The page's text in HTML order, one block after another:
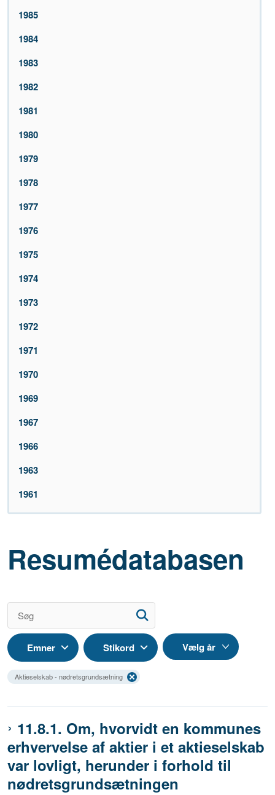
1985
1984
1983
1982
1981
1980
1979
1978
1977
1976
1975
1974
1973
1972
1971
1970
1969
1967
1966
1963
1961
Resumédatabasen
Emner Stikord
Aktieselskab - nødretsgrundsætning
11.8.1. Om, hvorvidt en kommunes
erhvervelse af aktier i et aktieselskab
var lovligt, herunder i forhold til
nødretsgrundsætningen